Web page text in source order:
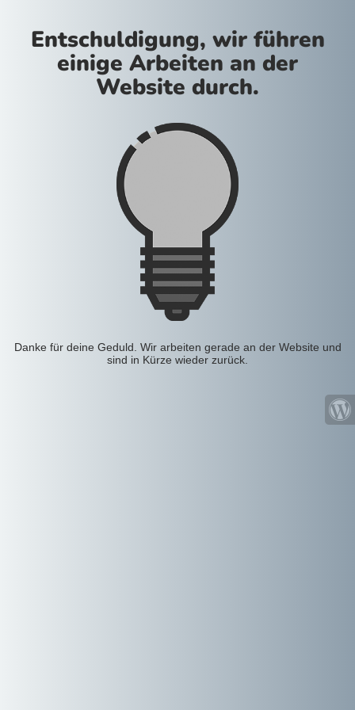
Entschuldigung, wir führen
einige Arbeiten an der
Website durch.
Danke für deine Geduld. Wir arbeiten gerade an der Website und
sind in Kürze wieder zurück.